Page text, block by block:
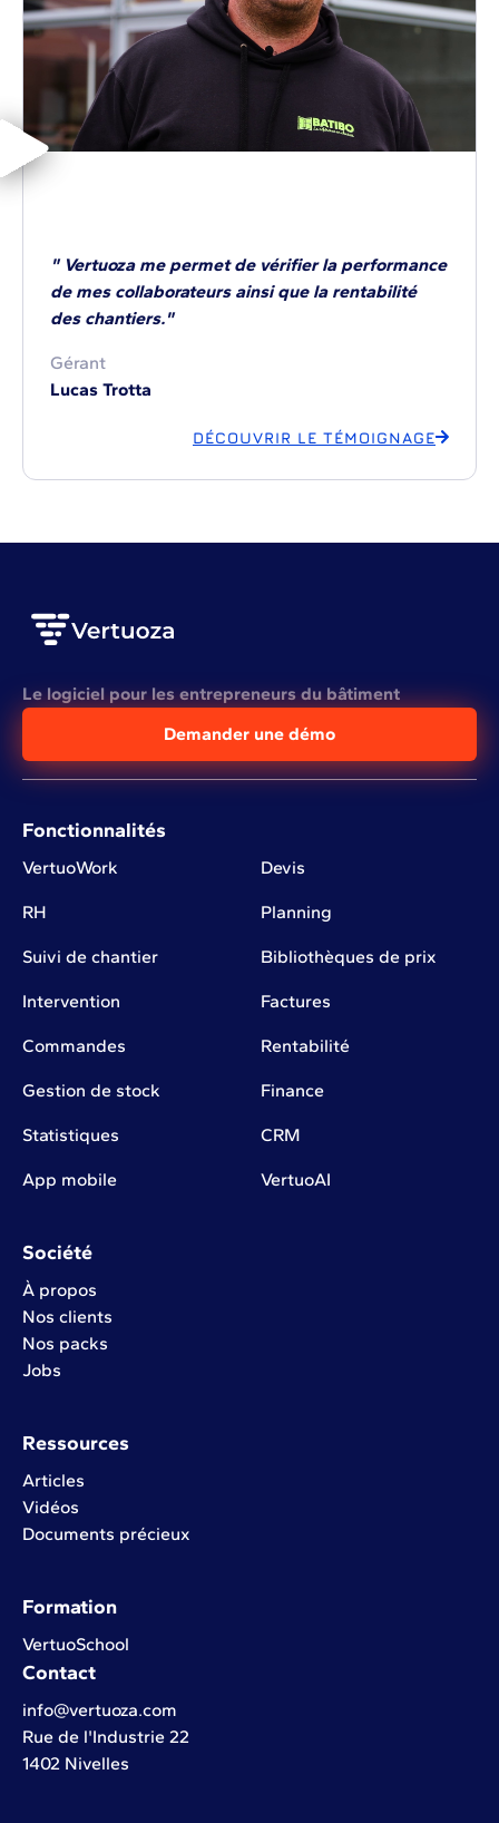
" Vertuoza me permet de vérifier la performance
de mes collaborateurs ainsi que la rentabilité
des chantiers."
Gérant
Lucas Trotta
DÉCOUVRIR LE TÉMOIGNAGE
Le logiciel pour les entrepreneurs du bâtiment
Demander une démo
Fonctionnalités
VertuoWork Devis
RH Planning
Suivi de chantier Bibliothèques de prix
Intervention Factures
Commandes Rentabilité
Gestion de stock Finance
Statistiques CRM
App mobile VertuoAI
Société
À propos
Nos clients
Nos packs
Jobs
Ressources
Articles
Vidéos
Documents précieux
Formation
VertuoSchool
Contact
info@vertuoza.com
Rue de l'Industrie 22
1402 Nivelles